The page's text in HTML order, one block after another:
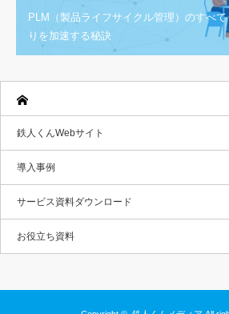
PLM（製品ライフサイクル管理）のすべ
りを加速する秘訣
鉄人くんWebサイト
導入事例
サービス資料ダウンロード
お役立ち資料